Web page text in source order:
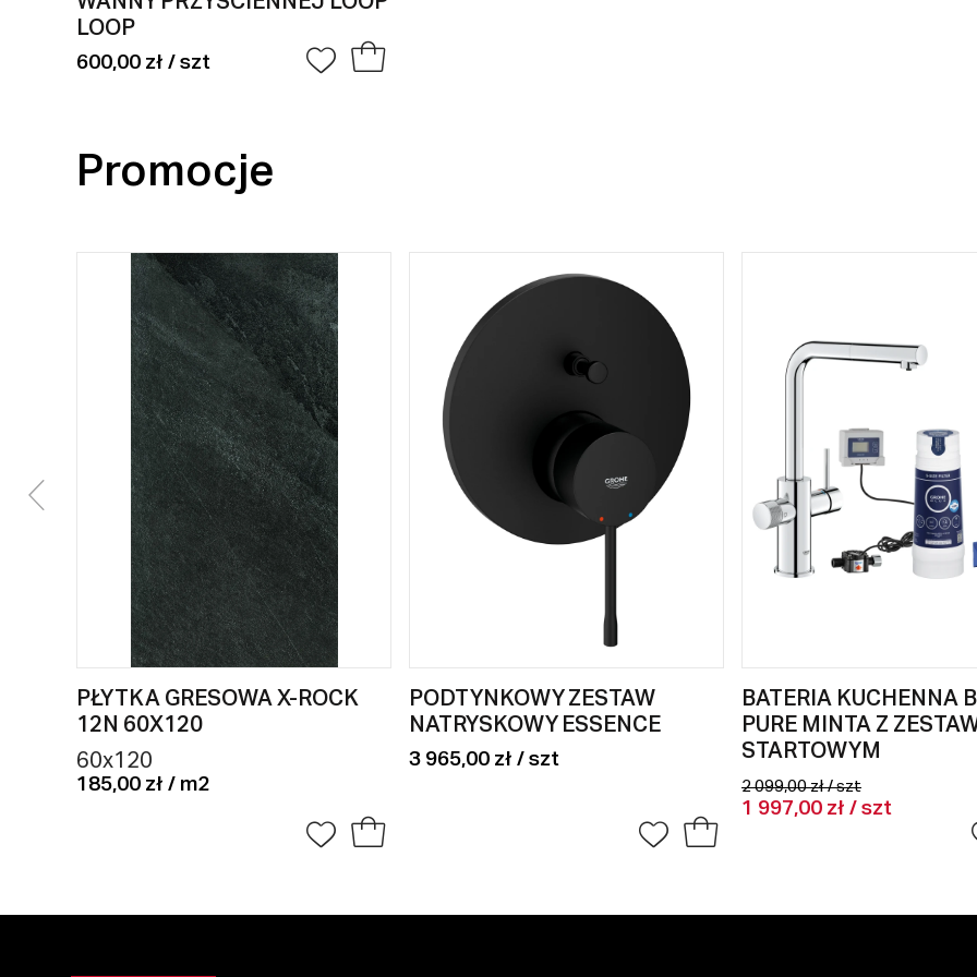
LOOP
600,00 zł / szt
Promocje
PŁYTKA GRESOWA X-ROCK
12N 60X120
60x120
185,00 zł / m2
PODTYNKOWY ZESTAW
NATRYSKOWY ESSENCE
3 965,00 zł / szt
BATERIA KUCHENNA
PURE MINTA Z
STARTOWYM
2 099,00 zł / szt
1 997,00 zł / szt